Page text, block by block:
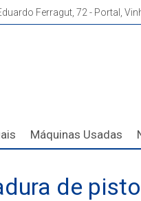
Ferragut, 72 - Portal,
Máquinas Usadas
de